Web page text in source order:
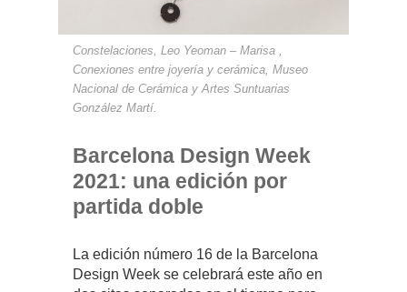
Constelaciones, Leo Yeoman – Marisa ,
Conexiones entre joyería y cerámica, Museo
Nacional de Cerámica y Artes Suntuarias
González Martí.
Barcelona Design Week
2021: una edición por
partida doble
La edición número 16 de la Barcelona
Design Week se celebrará este año en